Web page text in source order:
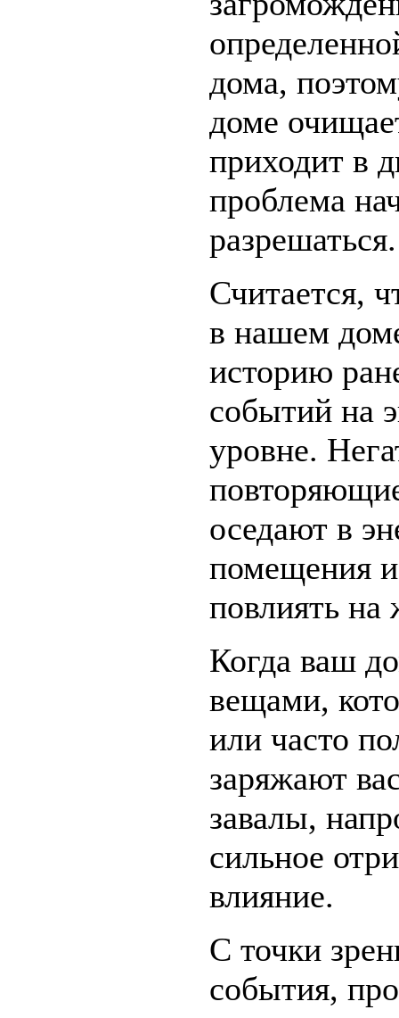
дома,
доме
приходит в
проблема
разрешаться.
Считается,
в нашем
историю
событий на
уровне.
оседают в
помещения
повлиять
Когда ваш
вещами,
или часто
заряжают
завалы,
сильное
влияние.
С точки
события,